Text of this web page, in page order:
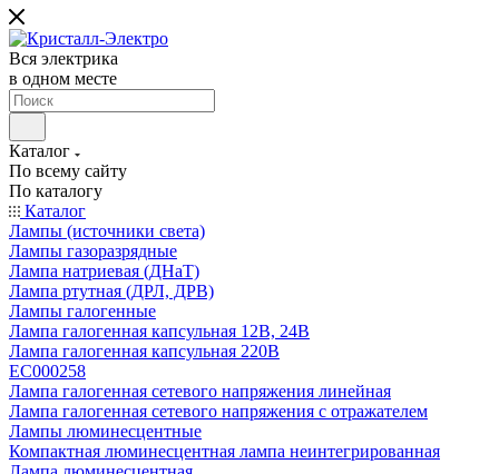
Вся электрика
в одном месте
Каталог
По всему сайту
По каталогу
Каталог
Лампы (источники света)
Лампы газоразрядные
Лампа натриевая (ДНаТ)
Лампа ртутная (ДРЛ, ДРВ)
Лампы галогенные
Лампа галогенная капсульная 12В, 24В
Лампа галогенная капсульная 220В
EC000258
Лампа галогенная сетевого напряжения линейная
Лампа галогенная сетевого напряжения с отражателем
Лампы люминесцентные
Компактная люминесцентная лампа неинтегрированная